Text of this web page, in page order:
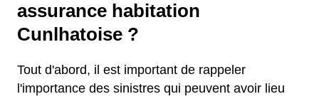
assurance habitation
Cunlhatoise ?
Tout d'abord, il est important de rappeler
l'importance des sinistres qui peuvent avoir lieu